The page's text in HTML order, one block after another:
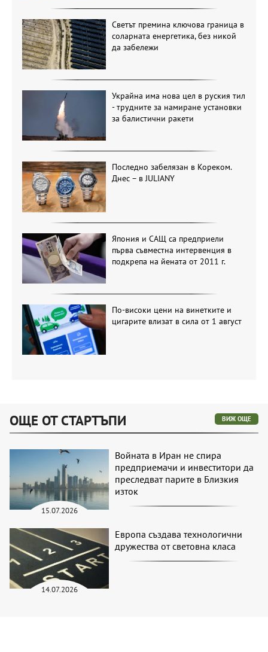
Светът премина ключова граница в
соларната енергетика, без никой
да забележи
Украйна има нова цел в руския тил
- трудните за намиране установки
за балистични ракети
Последно забелязан в Кореком.
Днес – в JULIANY
Япония и САЩ са предприели
първа съвместна интервенция в
подкрепа на йената от 2011 г.
По-високи цени на винетките и
цигарите влизат в сила от 1 август
ОЩЕ ОТ СТАРТЪПИ ВИЖ ОЩЕ
15.07.2026
Войната в Иран не спира
предприемачи и инвеститори да
преследват парите в Близкия
изток
14.07.2026
Европа създава технологични
дружества от световна класа